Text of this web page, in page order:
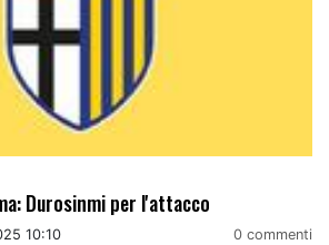
Durosinmi per l'attacco
10:10 0 commenti